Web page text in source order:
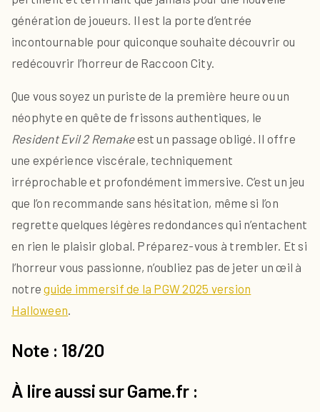
génération de joueurs. Il est la porte d’entrée
incontournable pour quiconque souhaite découvrir ou
redécouvrir l’horreur de Raccoon City.
Que vous soyez un puriste de la première heure ou un
néophyte en quête de frissons authentiques, le
Resident Evil 2 Remakeest un passage obligé. Il offre
une expérience viscérale, techniquement
irréprochable et profondément immersive. C’est un jeu
que l’on recommande sans hésitation, même si l’on
regrette quelques légères redondances qui n’entachent
en rien le plaisir global. Préparez-vous à trembler. Et si
l’horreur vous passionne, n’oubliez pas de jeter un œil à
notreguide immersif de la PGW 2025 version
Halloween.
Note : 18/20
À lire aussi sur Game.fr :